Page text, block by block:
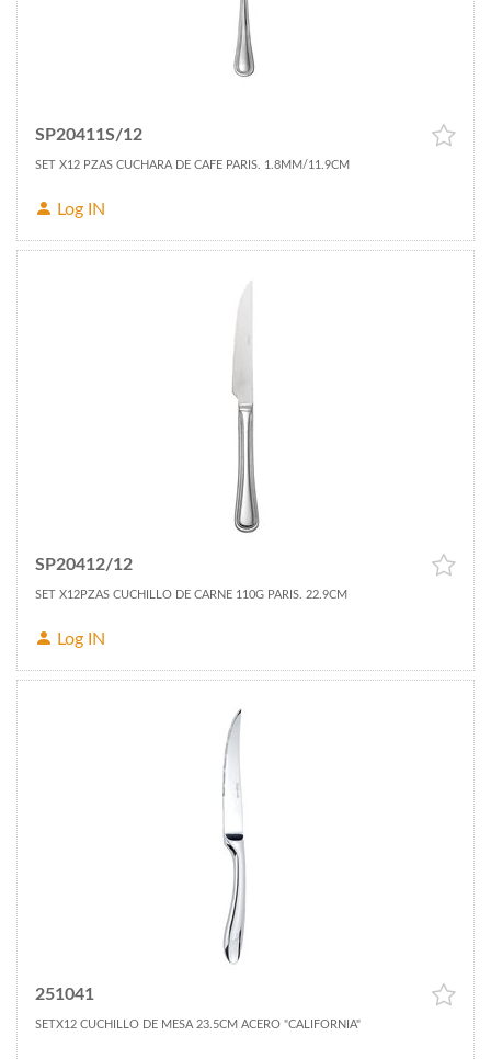
SP20411S/12
SET X12 PZAS CUCHARA DE CAFE PARIS. 1.8MM/11.9CM
Log IN
SP20412/12
SET X12PZAS CUCHILLO DE CARNE 110G PARIS. 22.9CM
Log IN
251041
SETX12 CUCHILLO DE MESA 23.5CM ACERO "CALIFORNIA"